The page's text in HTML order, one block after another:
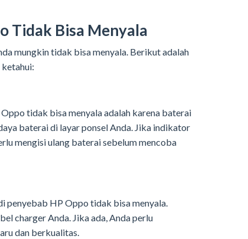
Tidak Bisa Menyala
mungkin tidak bisa menyala. Berikut adalah
tidak bisa menyala adalah karena baterai
baterai di layar ponsel Anda. Jika indikator
mengisi ulang baterai sebelum mencoba
penyebab HP Oppo tidak bisa menyala.
charger Anda. Jika ada, Anda perlu
dan berkualitas.